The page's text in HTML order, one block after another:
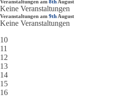
Veranstaltungen am 8th August
Keine Veranstaltungen
Veranstaltungen am 9th August
Keine Veranstaltungen
10
11
12
13
14
15
16